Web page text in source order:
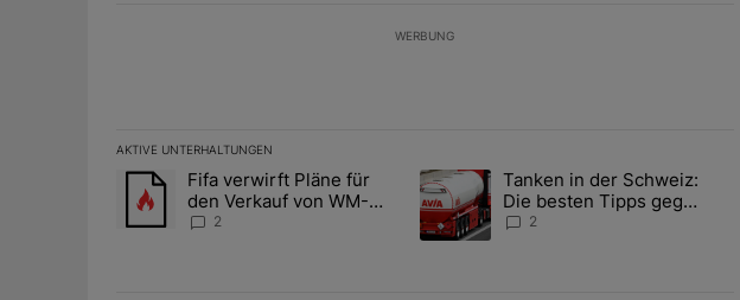
WERBUNG
AKTIVE UNTERHALTUNGEN
Das Folgende ist eine Liste der am meisten kommentierten Artikel der letzten 7
Ein Trendartikel mit dem Titel "Fifa verwirft Pläne für den Verkauf von WM-
Fifa verwirft Pläne für
den Verkauf von WM-
Anteilen
2
Ein Trendartikel mit dem Titel "Tanken
Tanken in der Schweiz:
Die besten Tipps gegen
teuren Sprit
2